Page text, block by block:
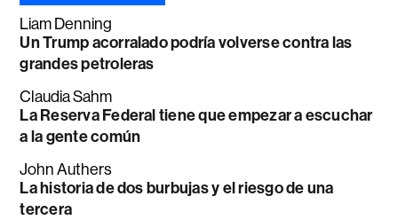
Liam Denning
Un Trump acorralado podría volverse contra las
grandes petroleras
Claudia Sahm
La Reserva Federal tiene que empezar a escuchar
a la gente común
John Authers
La historia de dos burbujas y el riesgo de una
tercera